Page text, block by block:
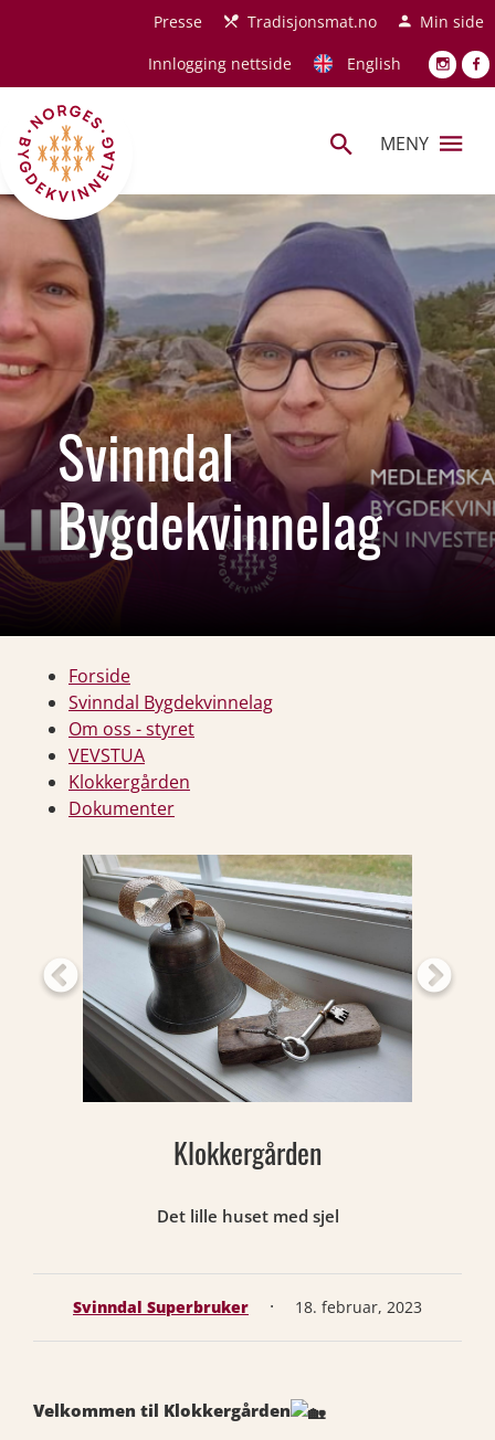
Hopp til hovedinnholdPresse Tradisjonsmat.no
Min side
Innlogging nettside
English
MENY
Svinndal
Bygdekvinnelag
Forside
Svinndal Bygdekvinnelag
Om oss - styret
VEVSTUA
Klokkergården
Dokumenter
Klokkergården
Det lille huset med sjel
Svinndal Superbruker · 18. februar, 2023
Velkommen til Klokkergården